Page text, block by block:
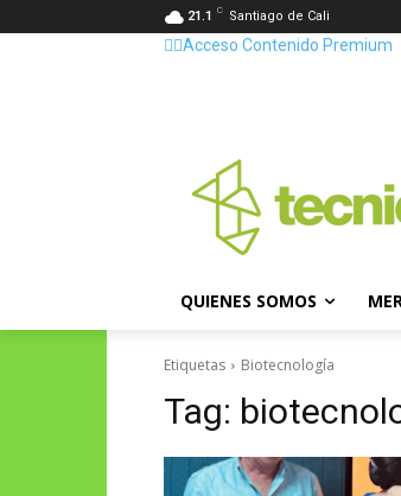
21.1 C Santiago de Cali
👷‍♂️Acceso Contenido Premium
QUIENES SOMOS
Etiquetas Biotecnología
Tag: